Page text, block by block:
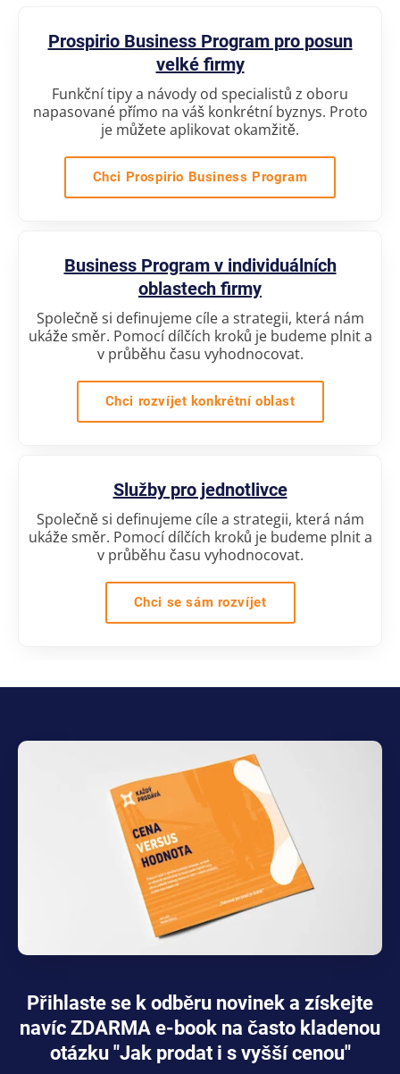
Prospirio Business Program pro posun
velké firmy
Funkční tipy a návody od specialistů z oboru
napasované přímo na váš konkrétní byznys. Proto
je můžete aplikovat okamžitě.
Chci Prospirio Business Program
Business Program v individuálních
oblastech firmy
Společně si definujeme cíle a strategii, která nám
ukáže směr. Pomocí dílčích kroků je budeme plnit a
v průběhu času vyhodnocovat.
Chci rozvíjet konkrétní oblast
Služby pro jednotlivce
Společně si definujeme cíle a strategii, která nám
ukáže směr. Pomocí dílčích kroků je budeme plnit a
v průběhu času vyhodnocovat.
Chci se sám rozvíjet
Přihlaste se k odběru novinek a získejte
navíc ZDARMA e-book na často kladenou
otázku "Jak prodat i s vyšší cenou"